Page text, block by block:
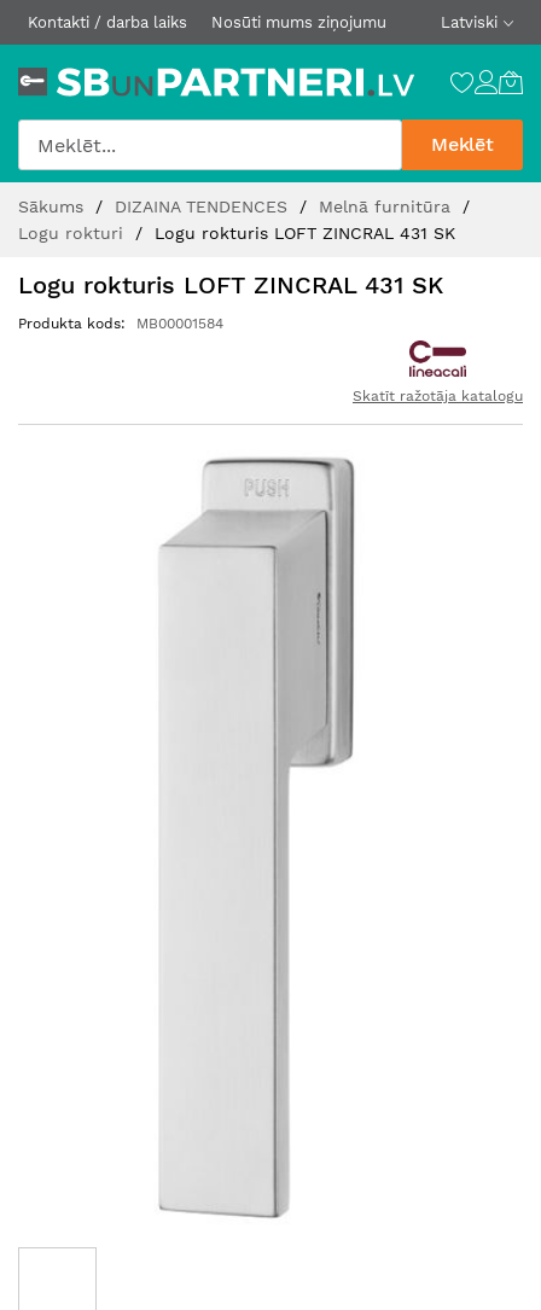
Kontakti / darba laiks Nosūti mums ziņojumu Latviski
Meklēt
Content
Sākums DIZAINA TENDENCES
Melnā furnitūra
Logu rokturi
Logu rokturis LOFT ZINCRAL 431 SK
Logu rokturis LOFT ZINCRAL 431 SK
Produkta kods MB00001584
Skatīt ražotāja katalogu